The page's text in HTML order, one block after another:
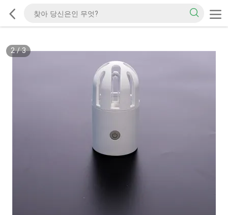
2/3